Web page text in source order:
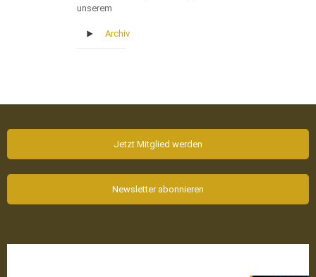
unserem
Archiv
Jetzt Mitglied werden
Newsletter abonnieren